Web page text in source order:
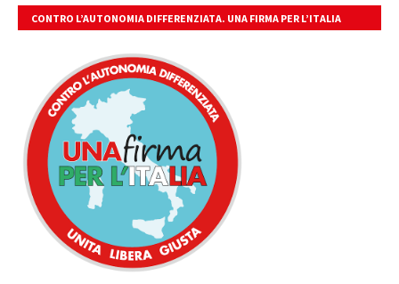
CONTRO L’AUTONOMIA DIFFERENZIATA. UNA FIRMA PER L’ITALIA